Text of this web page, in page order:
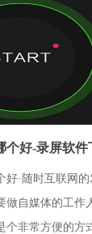
个好-录屏软件
好·随时互联网
做自媒体的工作
个非常方便的方